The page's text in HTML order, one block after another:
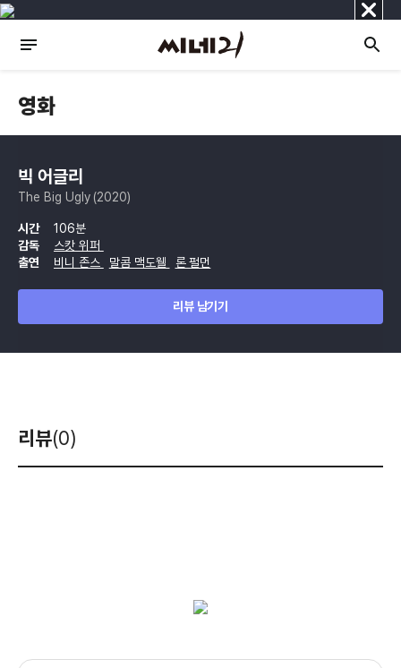
닫
기
영화
빅 어글리
The Big Ugly (2020)
시간
106분
감독
스캇 위퍼
출연
비니 존스 말콤 맥도웰 론 펄먼
리뷰 남기기
리뷰(0)